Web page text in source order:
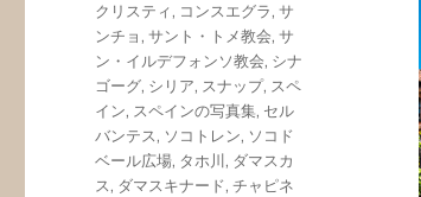
クリスティ, コンスエグラ,サ
ンチョ ,サント・トメ教会,サ
ン・イルデフォンソ教会, シナ
ゴーグ, シリア, スナップ, スペ
イン, スペインの写真集, セル
バンテス, ソコトレン, ソコド
ベール広場, タホ川, ダマスカ
ス, ダマスキナード,チャピネ